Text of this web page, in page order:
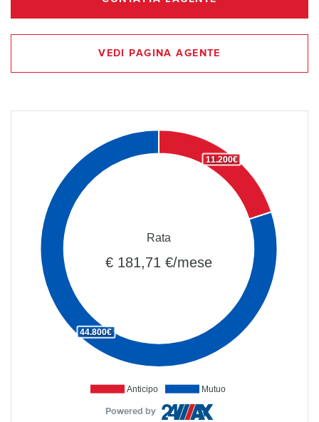
VEDI PAGINA AGENTE
Anticipo Mutuo
11.200€
44.800€
Rata
€ 181,71 €/mese
Powered by